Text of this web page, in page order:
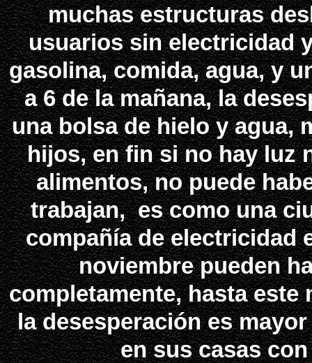
muchas estructuras
usuarios sin electricidad
gasolina, comida, agua, y
a 6 de la mañana, la
una bolsa de hielo y agua,
hijos, en fin si no hay luz
alimentos, no puede
trabajan, es como una
compañía de electricidad
noviembre pueden
completamente, hasta
la desesperación es
en sus casas